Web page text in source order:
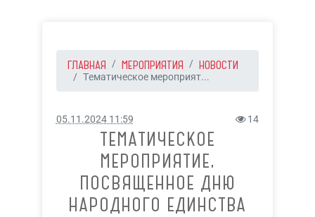
ГЛАВНАЯ МЕРОПРИЯТИЯ НОВОСТИ
Тематическое мероприят...
05.11.2024 11:59 14
ТЕМАТИЧЕСКОЕ
МЕРОПРИЯТИЕ,
ПОСВЯЩЕННОЕ ДНЮ
НАРОДНОГО ЕДИНСТВА